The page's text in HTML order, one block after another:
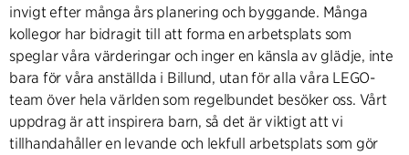
invigt efter många års planering och byggande. Många
kollegor har bidragit till att forma en arbetsplats som
speglar våra värderingar och inger en känsla av glädje, inte
bara för våra anställda i Billund, utan för alla våra LEGO-
team över hela världen som regelbundet besöker oss. Vårt
uppdrag är att inspirera barn, så det är viktigt att vi
tillhandahåller en levande och lekfull arbetsplats som gör